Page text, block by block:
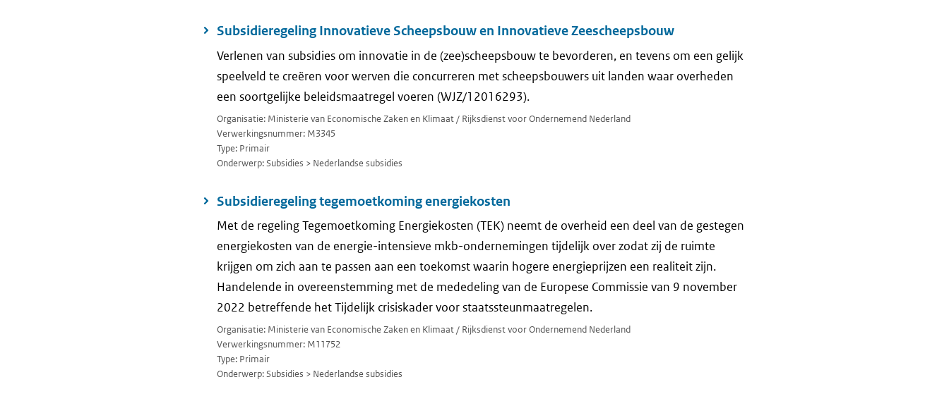
Subsidieregeling Innovatieve Scheepsbouw en Innovatieve Zeescheepsbouw
Verlenen van subsidies om innovatie in de (zee)scheepsbouw te bevorderen, en tevens om een gelijk
speelveld te creëren voor werven die concurreren met scheepsbouwers uit landen waar overheden
een soortgelijke beleidsmaatregel voeren (WJZ/12016293).
Organisatie: Ministerie van Economische Zaken en Klimaat / Rijksdienst voor Ondernemend Nederland
Verwerkingsnummer: M3345
Type: Primair
Onderwerp: Subsidies > Nederlandse subsidies
Subsidieregeling tegemoetkoming energiekosten
Met de regeling Tegemoetkoming Energiekosten (TEK) neemt de overheid een deel van de gestegen
energiekosten van de energie-intensieve mkb-ondernemingen tijdelijk over zodat zij de ruimte
krijgen om zich aan te passen aan een toekomst waarin hogere energieprijzen een realiteit zijn.
Handelende in overeenstemming met de mededeling van de Europese Commissie van 9 november
2022 betreffende het Tijdelijk crisiskader voor staatssteunmaatregelen.
Organisatie: Ministerie van Economische Zaken en Klimaat / Rijksdienst voor Ondernemend Nederland
Verwerkingsnummer: M11752
Type: Primair
Onderwerp: Subsidies > Nederlandse subsidies